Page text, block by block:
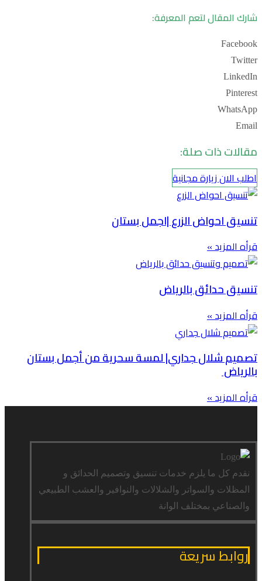
شارك المقال لتعم المعرفة:
Facebook
Twitter
LinkedIn
Pinterest
WhatsApp
Email
مقالات ذات صلة:
اطلب الان زيارة مجانية
تنسيق احواض الزرع |اجمل بستان
قرأه المزيد »
تنسيق حدائق بالرياض
قرأه المزيد »
تصميم شلال جداري| لمسة سحرية من أجمل بستان
بالرياض
قرأه المزيد »
نقدم كل ما يلزم خدمات تنسيق وتصميم الحدائق و
المظلات والسواتر والشلالات والنوافير والعشب الطبيعي
والصناعي بمختلف الوانة
روابط سريعة